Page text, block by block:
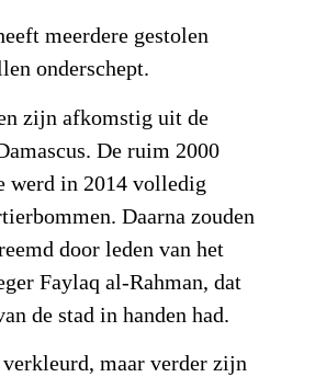
meerdere gestolen
onderschept.
zijn afkomstig uit de
De ruim 2000
werd in 2014 volledig
Daarna zouden
door leden van het
Faylaq al-Rahman, dat
de stad in handen had.
maar verder zijn